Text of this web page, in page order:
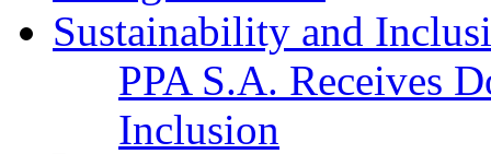
PPA S.A. Receives
Inclusion